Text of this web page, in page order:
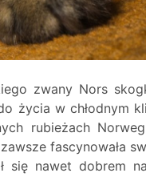
zwany Nors
życia w chłodnym
rubieżach
fascynowała
się nawet dobrem